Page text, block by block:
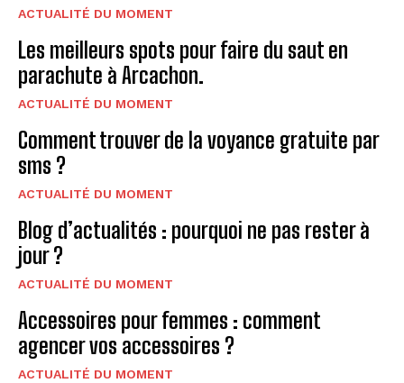
ACTUALITÉ DU MOMENT
Les meilleurs spots pour faire du saut en
parachute à Arcachon.
ACTUALITÉ DU MOMENT
Comment trouver de la voyance gratuite par
sms ?
ACTUALITÉ DU MOMENT
Blog d’actualités : pourquoi ne pas rester à
jour ?
ACTUALITÉ DU MOMENT
Accessoires pour femmes : comment
agencer vos accessoires ?
ACTUALITÉ DU MOMENT